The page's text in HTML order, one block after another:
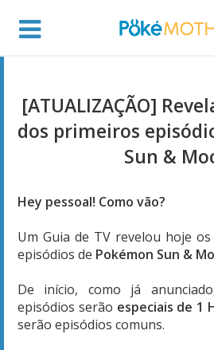
[ATUALIZAÇÃO]
dos primeiros
Sun &
Hey pessoal! Como vão?
Um Guia de TV revelou hoje
episódios de Pokémon Sun &
De início, como já
episódios serão especiais de 1
serão episódios comuns.